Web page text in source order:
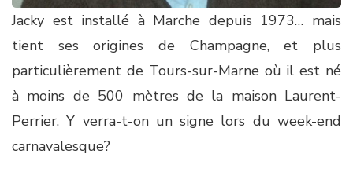
Jacky est installé à Marche depuis 1973… mais
tient ses origines de Champagne, et plus
particulièrement de Tours-sur-Marne où il est né
à moins de 500 mètres de la maison Laurent-
Perrier. Y verra-t-on un signe lors du week-end
carnavalesque?